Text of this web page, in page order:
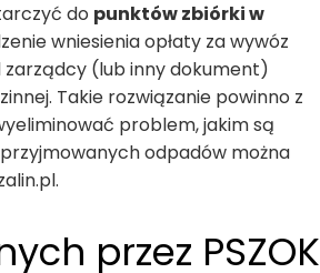
do punktów zbiórki w
wniesienia opłaty za wywóz
zarządcy (lub inny dokument)
Takie rozwiązanie powinno z
problem, jakim są
odpadów można
przez PSZOK